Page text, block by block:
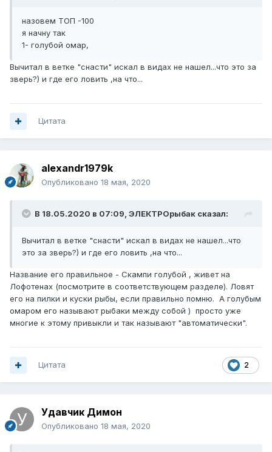
назовем ТОП -100
я начну так
1- голубой омар,
Вычитал в ветке "снасти" искал в видах не нашел...что это за
зверь?) и где его ловить ,на что...
Цитата
alexandr1979k
Опубликовано 18 мая, 2020
В 18.05.2020 в 07:09, ЭЛЕКТРОрыбак сказал:
Вычитал в ветке "снасти" искал в видах не нашел...что
это за зверь?) и где его ловить ,на что...
Название его правильное - Скампи голубой , живет на
Лофотенах (посмотрите в соответствующем разделе). Ловят
его на пилки и куски рыбы, если правильно помню. А голубым
омаром его называют рыбаки между собой ) просто уже
многие к этому привыкли и так называют "автоматически".
2
Цитата
Удавчик Димон
Опубликовано 18 мая, 2020